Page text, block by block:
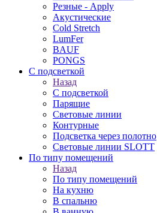
Резные - Apply
Акустические
Cold Stretch
LumFer
BAUF
PONGS
С подсветкой
Назад
С подсветкой
Парящие
Световые линии
Контурные
Подсветка через полотно
Световые линии SLOTT
По типу помещений
Назад
По типу помещений
На кухню
В спальню